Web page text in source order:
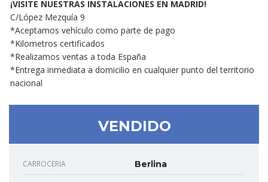
¡VISITE NUESTRAS INSTALACIONES EN MADRID!
C/López Mezquía 9
*Aceptamos vehículo como parte de pago
*Kilometros certificados
*Realizamos ventas a toda España
*Entrega inmediata a domicilio en cualquier punto del territorio
nacional
VENDIDO
CARROCERIA Berlina